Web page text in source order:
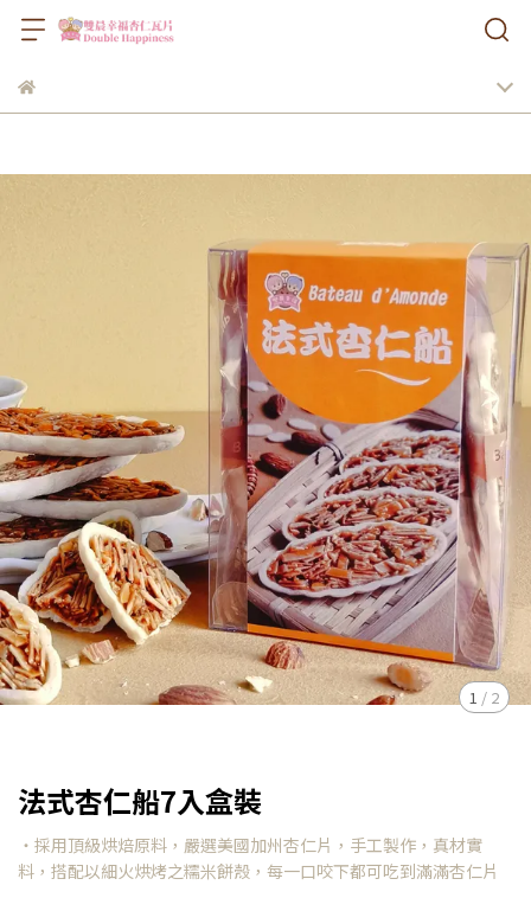
1 / 2
法式杏仁船7入盒裝
‧採用頂級烘焙原料，嚴選美國加州杏仁片，手工製作，真材實
料，搭配以細火烘烤之糯米餅殼，每一口咬下都可吃到滿滿杏仁片